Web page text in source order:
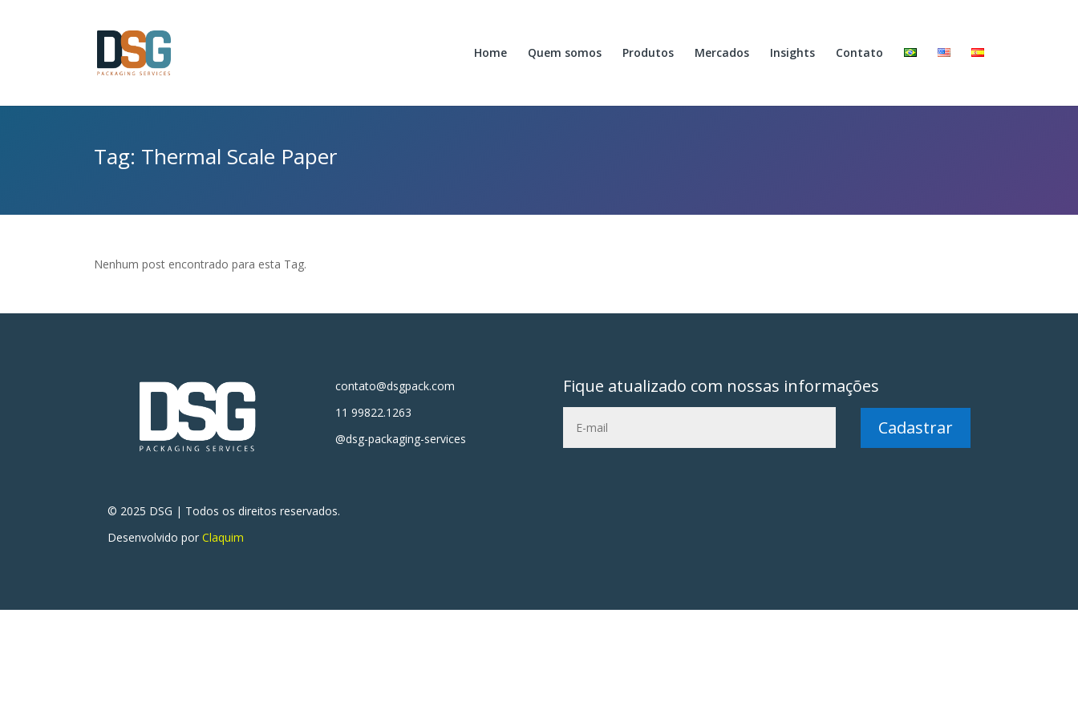
Home Quem somos Produtos Mercados Insights Contato
Tag: Thermal Scale Paper
Nenhum post encontrado para esta Tag.
contato@dsgpack.com
11 99822.1263
@dsg-packaging-services
Fique atualizado com nossas informações
Cadastrar
© 2025 DSG | Todos os direitos reservados.
Desenvolvido porClaquim